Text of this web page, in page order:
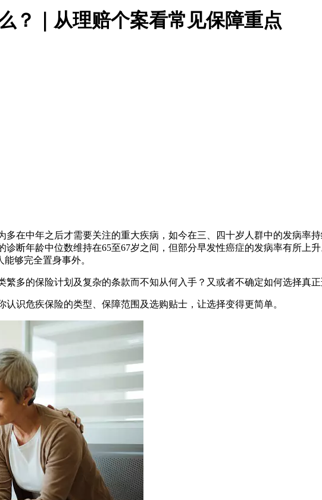
？｜从理赔个案看常见保障重点
在中年之后才需要关注的重大疾病，如今在三、四十岁人群中的发病率
诊断年龄中位数维持在65至67岁之间，但部分早发性癌症的发病率有所上
够完全置身事外。
多的保险计划及复杂的条款而不知从何入手？又或者不确定如何选择真
识危疾保险的类型、保障范围及选购贴士，让选择变得更简单。